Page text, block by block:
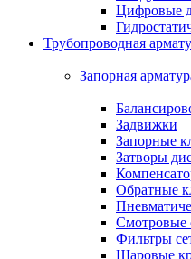
Цифровые
Трубопроводная
Запорная
Задвижки
Запорные
Затворы
Обратные
Смотровые
Фильтры
Шаровые